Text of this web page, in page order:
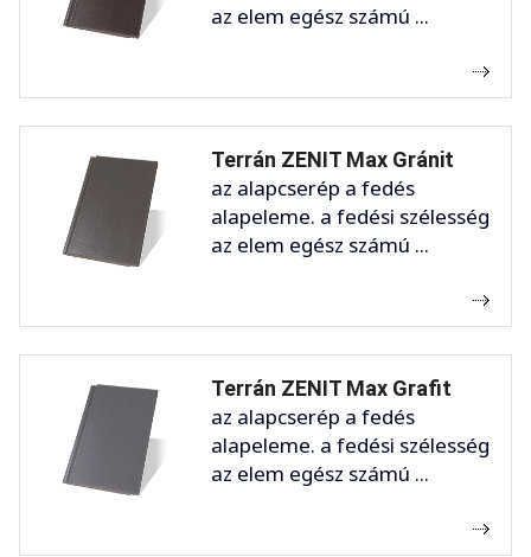
az elem egész számú ...
Terrán ZENIT Max Gránit
az alapcserép a fedés
alapeleme. a fedési szélesség
az elem egész számú ...
Terrán ZENIT Max Grafit
az alapcserép a fedés
alapeleme. a fedési szélesség
az elem egész számú ...